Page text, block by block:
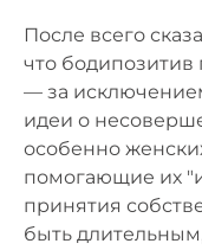
После всего
что бодипозитив
— за
идеи о
особенно
помогающие их
принятия
быть